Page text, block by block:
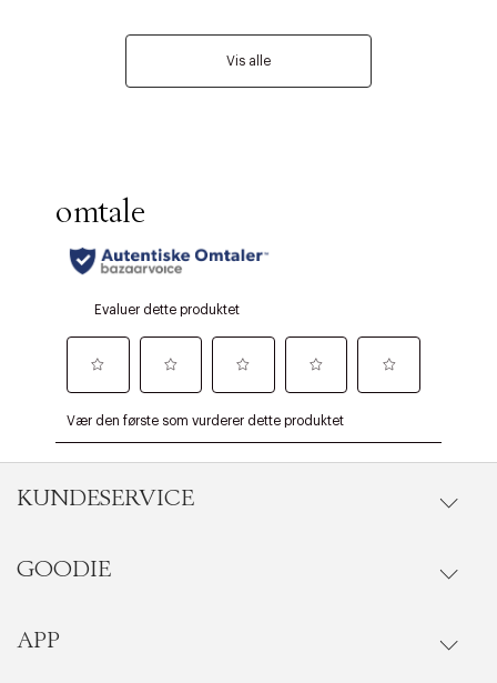
Vis alle
KUNDESERVICE
Gå til kundeservice
Ordrestatus
GOODIE
Goodie fordelsunivers
APP